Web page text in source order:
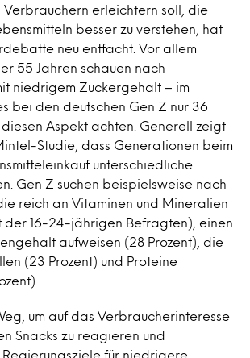
Verbrauchern erleichtern soll, die
besser zu verstehen, hat
neu entfacht. Vor allem
55 Jahren schauen nach
niedrigem Zuckergehalt – im
bei den deutschen Gen Z nur 36
diesen Aspekt achten. Generell zeigt
Studie, dass Generationen beim
unterschiedliche
Gen Z suchen beispielsweise nach
reich an Vitaminen und Mineralien
der 16-24-jährigen Befragten), einen
aufweisen (28 Prozent), die
(23 Prozent) und Proteine
um auf das Verbraucherinteresse
Snacks zu reagieren und
für niedrigere